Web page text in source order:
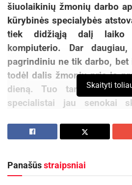
šiuolaikinių žmonių darbo
kūrybinės specialybės
tiek didžiąją dalį laiko
kompiuterio. Dar
pagrindiniu ne tik darbo,
todėl dalis žmonių prie jo
dieną. Tuo tarpu
specialistai jau senokai
pavojingas sveikatai nei
Skaityti
Panašūsstraipsniai